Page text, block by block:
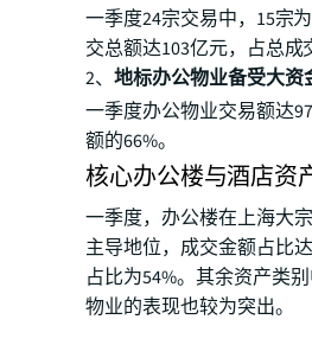
一季度24宗交易中，15宗
交总额达103亿元，占总成
2、 地标办公物业备受大资
一季度办公物业交易额达
额的66%。
核心办公楼与酒店资
一季度，办公楼在上海大
主导地位，成交金额占比
占比为54%。其余资产类
物业的表现也较为突出。